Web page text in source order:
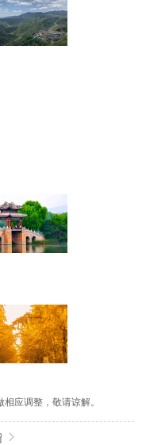
应调整，敬请谅解。
